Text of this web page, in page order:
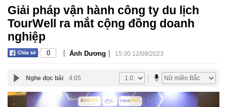
Giải pháp vận hành công ty du lịch
TourWell ra mắt cộng đồng doanh
nghiệp
0 | Ánh Dương | 15:30 12/09/2023
Nghe đọc bài 4:05